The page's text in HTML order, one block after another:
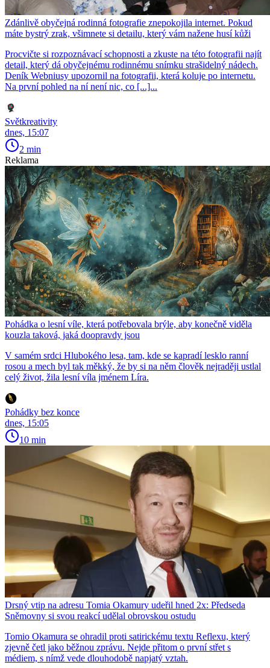
Zdánlivě obyčejná rodinná fotografie znepokojila internet. Pokud
máte bystrý zrak, všimnete si detailu, který vám nažene husí kůži
Procvičte si rozpoznávací schopnosti a zkuste na této fotografii najít
detail, který dá obyčejnému rodinnému snímku strašidelný nádech.
Deník Webniusy upozornil na fotografii, která koluje po internetu.
Na první pohled na ní není nic, co [...]...
Světkreativity
dnes, 15:07
2 min
Reklama
Pohádka o lesní víle, která potřebovala brýle, aby konečně viděla
kouzla taková, jaká doopravdy jsou
V samém srdci Hlubokého lesa, tam, kde se kapradí lesklo ranní
rosou a mech byl tak měkký, že by si na něm člověk nejraději ustlal
celý život, žila lesní víla jménem Líra.
Pohádky bez konce
dnes, 15:05
10 min
Drsný vtip na adresu Tomia Okamury udeřil hned 2x: Předseda
Sněmovny si svou reakcí udělal obrovskou ostudu
Tomio Okamura se ohradil proti satirickému textu Reflexu, který
zjevně četl jako běžnou zprávu. Nejde přitom o první střet s
médiem, s nímž vede dlouhodobě napjatý vztah.